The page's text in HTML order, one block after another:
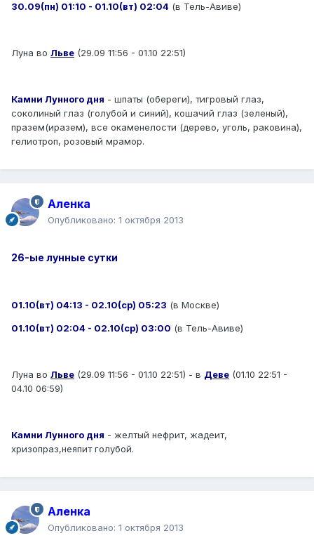
30.09(пн) 01:10 - 01.10(вт) 02:04 (в Тель-Авиве)
Луна во Льве (29.09 11:56 - 01.10 22:51)
Камни Лунного дня - шпаты (обереги), тигровый глаз,
соколиный глаз (голубой и синий), кошачий глаз (зеленый),
празем(иразем), все окаменелости (дерево, уголь, раковина),
гелиотроп, розовый мрамор.
Аленка
Опубликовано: 1 октября 2013
26-ые лунные сутки
01.10(вт) 04:13 - 02.10(ср) 05:23 (в Москве)
01.10(вт) 02:04 - 02.10(ср) 03:00 (в Тель-Авиве)
Луна во Льве (29.09 11:56 - 01.10 22:51) - в Деве (01.10 22:51 -
04.10 06:59)
Камни Лунного дня - желтый нефрит, жадеит,
хризопраз,неяпит голубой.
Аленка
Опубликовано: 1 октября 2013